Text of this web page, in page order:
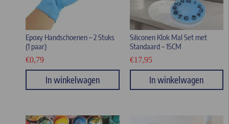
Epoxy Handschoenen – 2 Stuks
(1 paar)
€0,79
In winkelwagen
Siliconen Klok Mal Set met
Standaard – 15CM
€17,95
In winkelwagen